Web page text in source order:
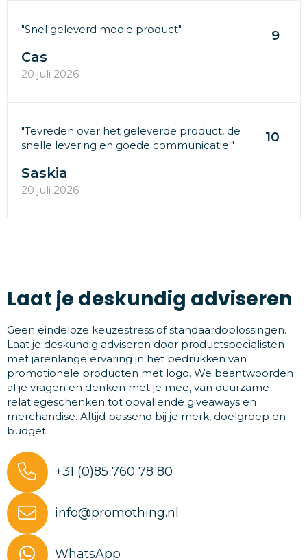
"Snel geleverd mooie product" 9
Cas
20 juli 2026
"Tevreden over het geleverde product, de
snelle levering en goede communicatie!"
10
Saskia
20 juli 2026
Laat je deskundig adviseren
Geen eindeloze keuzestress of standaardoplossingen.
Laat je deskundig adviseren door productspecialisten
met jarenlange ervaring in het bedrukken van
promotionele producten met logo. We beantwoorden
al je vragen en denken met je mee, van duurzame
relatiegeschenken tot opvallende giveaways en
merchandise. Altijd passend bij je merk, doelgroep en
budget.
+31 (0)85 760 78 80
info@promothing.nl
WhatsApp